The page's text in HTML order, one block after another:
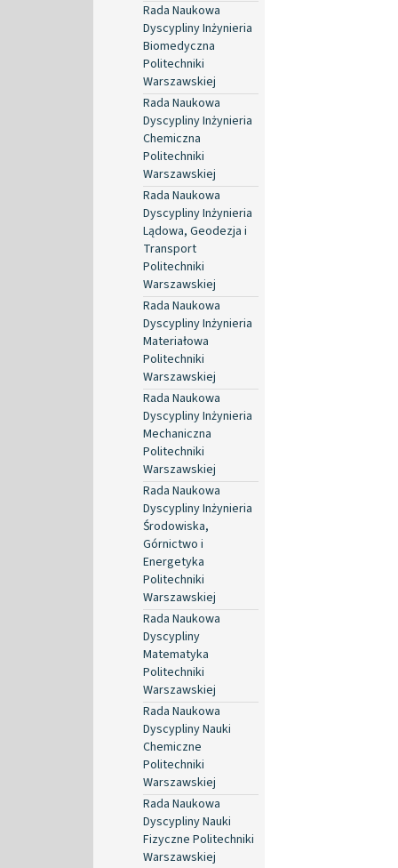
Rada Naukowa
Dyscypliny Inżynieria
Biomedyczna
Politechniki
Warszawskiej
Rada Naukowa
Dyscypliny Inżynieria
Chemiczna
Politechniki
Warszawskiej
Rada Naukowa
Dyscypliny Inżynieria
Lądowa, Geodezja i
Transport
Politechniki
Warszawskiej
Rada Naukowa
Dyscypliny Inżynieria
Materiałowa
Politechniki
Warszawskiej
Rada Naukowa
Dyscypliny Inżynieria
Mechaniczna
Politechniki
Warszawskiej
Rada Naukowa
Dyscypliny Inżynieria
Środowiska,
Górnictwo i
Energetyka
Politechniki
Warszawskiej
Rada Naukowa
Dyscypliny
Matematyka
Politechniki
Warszawskiej
Rada Naukowa
Dyscypliny Nauki
Chemiczne
Politechniki
Warszawskiej
Rada Naukowa
Dyscypliny Nauki
Fizyczne Politechniki
Warszawskiej